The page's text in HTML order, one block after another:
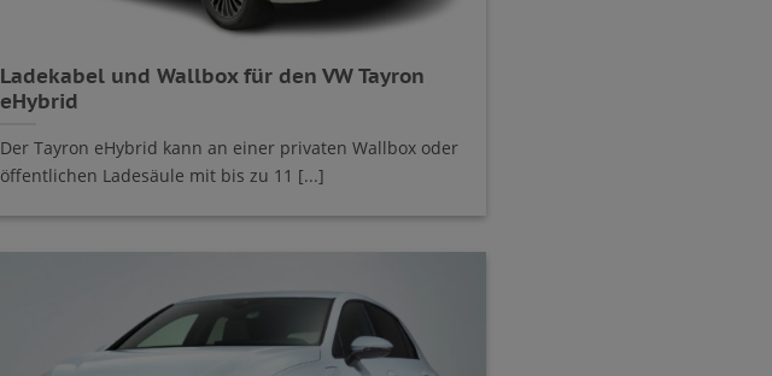
Ladekabel und Wallbox für den VW Tayron
eHybrid
Der Tayron eHybrid kann an einer privaten Wallbox oder
öffentlichen Ladesäule mit bis zu 11 [...]